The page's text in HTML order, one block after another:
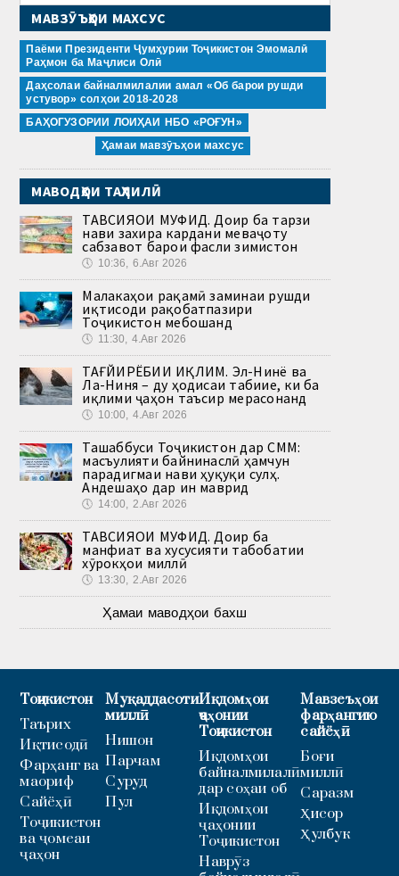
МАВЗӮЪҲОИ МАХСУС
Паёми Президенти Ҷумҳурии Тоҷикистон Эмомалӣ
Раҳмон ба Маҷлиси Олӣ
Даҳсолаи байналмилалии амал «Об барои рушди
устувор» солҳои 2018-2028
БАҲОГУЗОРИИ ЛОИҲАИ НБО «РОҒУН»
Ҳамаи мавзӯъҳои махсус
МАВОДҲОИ ТАҲЛИЛӢ
ТАВСИЯҲОИ МУФИД. Доир ба тарзи
нави захира кардани меваҷоту
сабзавот барои фасли зимистон
🕔 10:36, 6.Авг 2026
Малакаҳои рақамӣ заминаи рушди
иқтисоди рақобатпазири
Тоҷикистон мебошанд
🕔 11:30, 4.Авг 2026
ТАҒЙИРЁБИИ ИҚЛИМ. Эл-Нинё ва
Ла-Ниня – ду ҳодисаи табиие, ки ба
иқлими ҷаҳон таъсир мерасонанд
🕔 10:00, 4.Авг 2026
Ташаббуси Тоҷикистон дар СММ:
масъулияти байнинаслӣ ҳамчун
парадигмаи нави ҳуқуқи сулҳ.
Андешаҳо дар ин маврид
🕔 14:00, 2.Авг 2026
ТАВСИЯҲОИ МУФИД. Доир ба
манфиат ва хусусияти табобатии
хӯрокҳои миллӣ
🕔 13:30, 2.Авг 2026
Ҳамаи маводҳои бахш
Тоҷикистон
Таърих
Иқтисодӣ
Фарҳанг ва
маориф
Сайёҳӣ
Тоҷикистон
ва ҷомеаи
ҷаҳон
Муқаддасоти
миллӣ
Нишон
Парчам
Суруд
Пул
Иқдомҳои
ҷаҳонии
Тоҷикистон
Иқдомҳои
байналмилалӣ
дар соҳаи об
Иқдомҳои
ҷаҳонии
Тоҷикистон
Наврӯз
Мавзеъҳои
фарҳангию
сайёҳӣ
Боғи
миллӣ
Саразм
Ҳисор
Ҳулбук